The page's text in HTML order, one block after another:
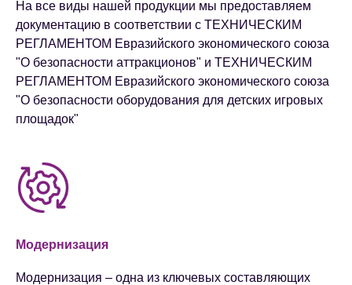
На все виды нашей продукции мы предоставляем
документацию в соответствии с ТЕХНИЧЕСКИМ
РЕГЛАМЕНТОМ Евразийского экономического союза
"О безопасности аттракционов" и ТЕХНИЧЕСКИМ
РЕГЛАМЕНТОМ Евразийского экономического союза
"О безопасности оборудования для детских игровых
площадок"
Модернизация
Модернизация – одна из ключевых составляющих